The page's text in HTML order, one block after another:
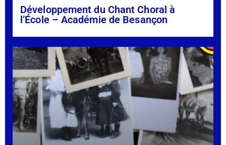
Développement du Chant Choral à
l’École – Académie de Besançon